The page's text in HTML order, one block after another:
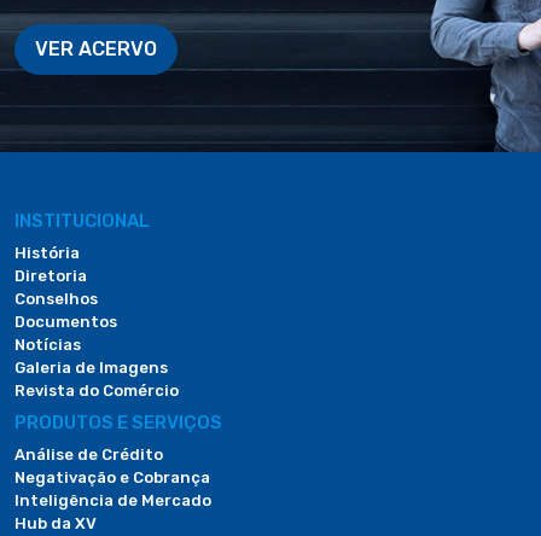
VER ACERVO
INSTITUCIONAL
História
Diretoria
Conselhos
Documentos
Notícias
Galeria de Imagens
Revista do Comércio
PRODUTOS E SERVIÇOS
Análise de Crédito
Negativação e Cobrança
Inteligência de Mercado
Hub da XV